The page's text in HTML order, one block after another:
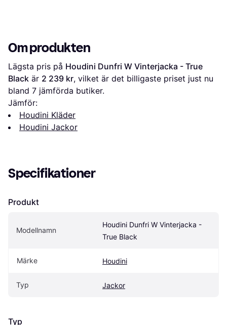
Om produkten
Lägsta pris på Houdini Dunfri W Vinterjacka - True
Black är 2 239 kr, vilket är det billigaste priset just nu
bland 7 jämförda butiker.
Jämför:
Houdini Kläder
Houdini Jackor
Specifikationer
Produkt
Modellnamn
Houdini Dunfri W Vinterjacka -
True Black
Märke Houdini
Typ Jackor
Typ